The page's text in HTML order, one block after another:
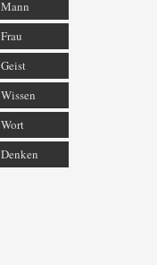
Mann
Frau
Geist
Wissen
Wort
Denken